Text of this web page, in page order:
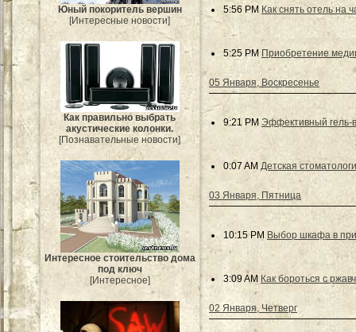
Юный покоритель вершин
[Интересные новости]
Как правильно выбрать
акустические колонки.
[Познавательные новости]
Интересное стоительство дома
под ключ
[Интересное]
5:56 PM Как снять отель на
5:25 PM Приобретение
05 Января, Воскресенье
9:21 PM Эффективный гель-
0:07 AM Детская
03 Января, Пятница
10:15 PM Выбор шкафа в
3:09 AM Как бороться с
02 Января, Четверг